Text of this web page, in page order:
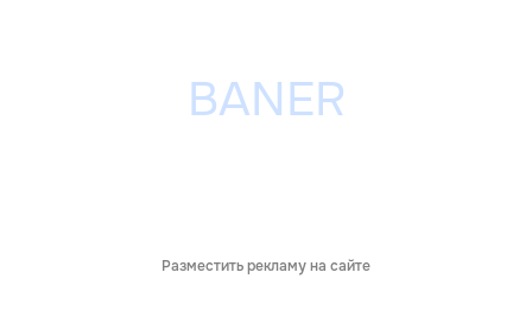
Разместить рекламу на сайте